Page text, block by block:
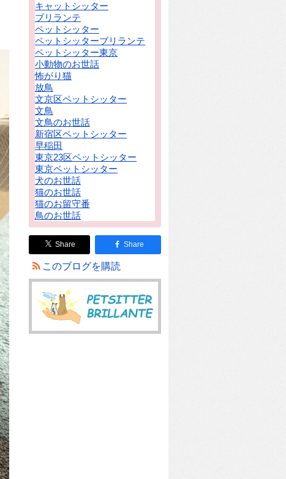
キャットシッター
ブリランテ
ペットシッター
ペットシッターブリランテ
ペットシッター東京
小動物のお世話
怖がり猫
放鳥
文京区ペットシッター
文鳥
文鳥のお世話
新宿区ペットシッター
早稲田
東京23区ペットシッター
東京ペットシッター
犬のお世話
猫のお世話
猫のお留守番
鳥のお世話
Share Share
このブログを購読